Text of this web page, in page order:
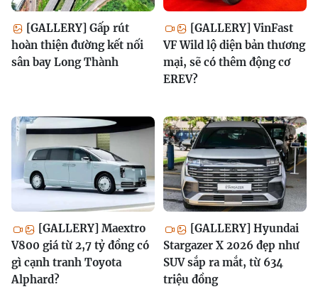
[GALLERY] Gấp rút
hoàn thiện đường kết nối
sân bay Long Thành
[GALLERY] VinFast
VF Wild lộ diện bản thương
mại, sẽ có thêm động cơ
EREV?
[GALLERY] Maextro
V800 giá từ 2,7 tỷ đồng có
gì cạnh tranh Toyota
Alphard?
[GALLERY] Hyundai
Stargazer X 2026 đẹp như
SUV sắp ra mắt, từ 634
triệu đồng